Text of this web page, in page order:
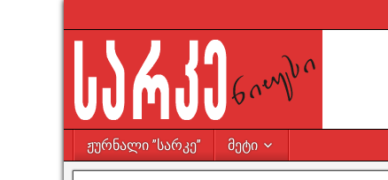
ჟურნალი ”სარკე” მეტი